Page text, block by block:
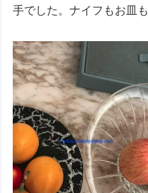
手でした。ナイフもお皿